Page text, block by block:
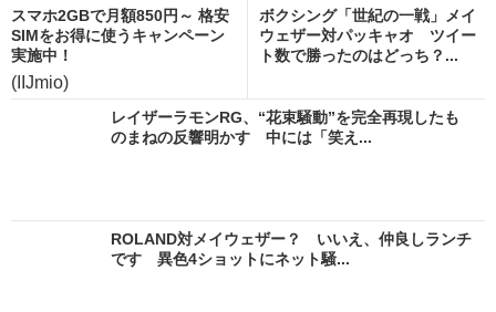
スマホ2GBで月額850円～ 格安
SIMをお得に使うキャンペーン
実施中！
(IIJmio)
ボクシング「世紀の一戦」メイ
ウェザー対パッキャオ ツイー
ト数で勝ったのはどっち？...
レイザーラモンRG、“花束騒動”を完全再現したも
のまねの反響明かす 中には「笑え...
ROLAND対メイウェザー？ いいえ、仲良しランチ
です 異色4ショットにネット騒...